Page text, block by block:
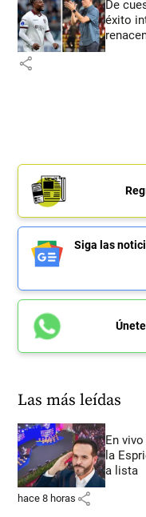
De
éxito
share
Siga las
Las más leídas
En
la
a lista
hace 8 horas share